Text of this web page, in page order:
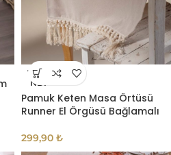
TÜKE
NDI
Pamuk Keten Masa Örtüsü
Runner El Örgüsü Bağlamalı
299,90 ₺